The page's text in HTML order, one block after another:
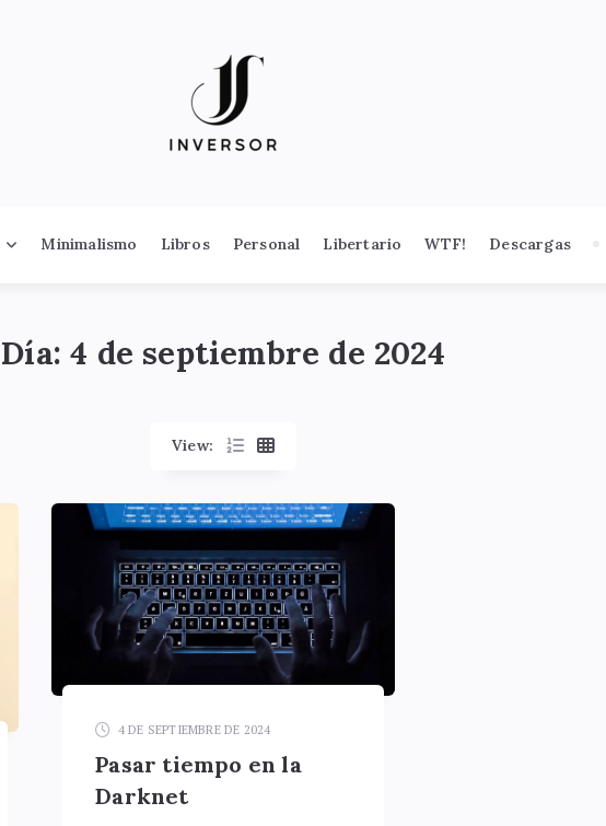
Minimalismo Libros Personal Libertario WTF! Descargas
Día:4 de septiembre de 2024
View:
4 DE SEPTIEMBRE DE 2024
Pasar tiempo en la
Darknet